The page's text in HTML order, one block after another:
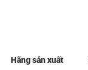
Hãng sản xuất